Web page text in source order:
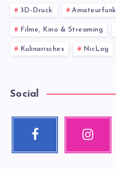
3D-Druck Amateurfunk
Filme, Kino & Streaming
Kulinarisches NicLog
Social
Facebook Instagram